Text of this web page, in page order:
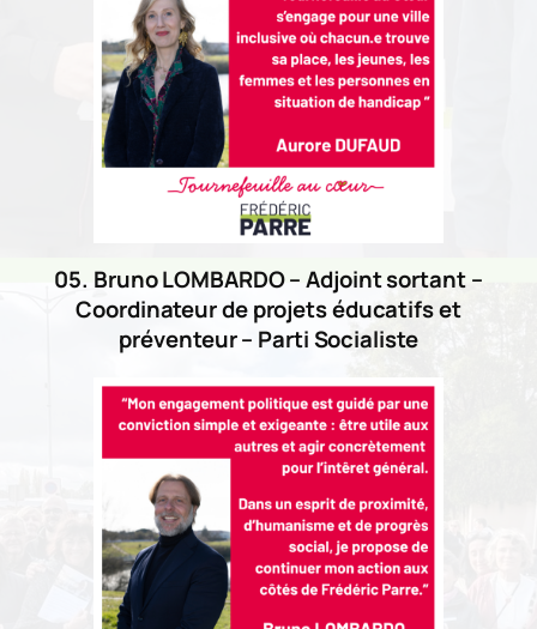
05. Bruno LOMBARDO – Adjoint sortant –
Coordinateur de projets éducatifs et
préventeur – Parti Socialiste